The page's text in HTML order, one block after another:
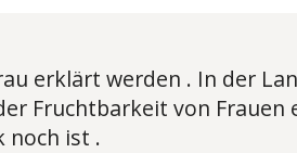
erklärt werden . In der
Fruchtbarkeit von Frauen
noch ist .